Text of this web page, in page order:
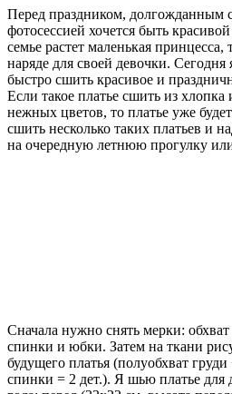
Перед праздником, долгожданным
фотосессией хочется быть
семье растет маленькая
наряде для своей девочки.
быстро сшить красивое и
Если такое платье сшить из хлопка
нежных цветов, то платье уже
сшить несколько таких платьев и
на очередную летнюю прогулку
Сначала нужно снять мерки:
спинки и юбки. Затем на ткани
будущего платья (полуобхват
спинки = 2 дет.). Я шью платье для